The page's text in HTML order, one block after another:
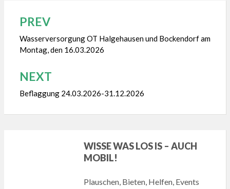
Beitragsnavigation
PREV
Wasserversorgung OT Halgehausen und Bockendorf am
Montag, den 16.03.2026
NEXT
Beflaggung 24.03.2026-31.12.2026
WISSE WAS LOS IS – AUCH
MOBIL!
Plauschen, Bieten, Helfen, Events